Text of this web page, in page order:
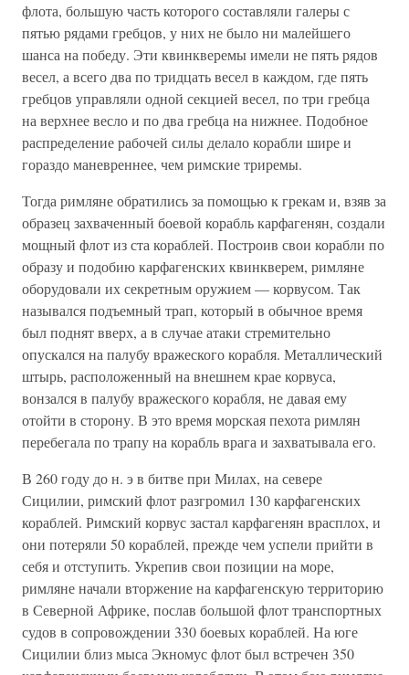
флота, большую часть которого составляли галеры с
пятью рядами гребцов, у них не было ни малейшего
шанса на победу. Эти квинкверемы имели не пять рядов
весел, а всего два по тридцать весел в каждом, где пять
гребцов управляли одной секцией весел, по три гребца
на верхнее весло и по два гребца на нижнее. Подобное
распределение рабочей силы делало корабли шире и
гораздо маневреннее, чем римские триремы.
Тогда римляне обратились за помощью к грекам и, взяв за
образец захваченный боевой корабль карфагенян, создали
мощный флот из ста кораблей. Построив свои корабли по
образу и подобию карфагенских квинкверем, римляне
оборудовали их секретным оружием — корвусом. Так
назывался подъемный трап, который в обычное время
был поднят вверх, а в случае атаки стремительно
опускался на палубу вражеского корабля. Металлический
штырь, расположенный на внешнем крае корвуса,
вонзался в палубу вражеского корабля, не давая ему
отойти в сторону. В это время морская пехота римлян
перебегала по трапу на корабль врага и захватывала его.
В 260 году до н. э в битве при Милах, на севере
Сицилии, римский флот разгромил 130 карфагенских
кораблей. Римский корвус застал карфагенян врасплох, и
они потеряли 50 кораблей, прежде чем успели прийти в
себя и отступить. Укрепив свои позиции на море,
римляне начали вторжение на карфагенскую территорию
в Северной Африке, послав большой флот транспортных
судов в сопровождении 330 боевых кораблей. На юге
Сицилии близ мыса Экномус флот был встречен 350